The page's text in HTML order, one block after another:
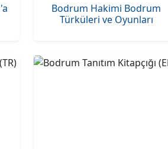
Bodrum Hakimi Bodrum
Türküleri ve Oyunları